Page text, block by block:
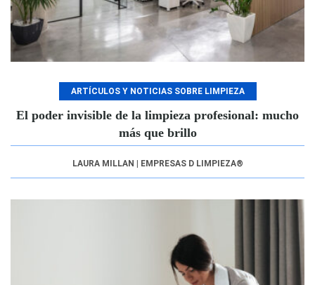
ARTÍCULOS Y NOTICIAS SOBRE LIMPIEZA
El poder invisible de la limpieza profesional: mucho
más que brillo
LAURA MILLAN | EMPRESAS D LIMPIEZA®